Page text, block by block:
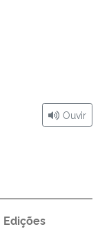
Ouvir
Edições